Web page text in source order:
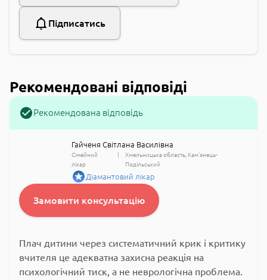
Підписатись
Рекомендовані відповіді
Рекомендована відповідь
Гайченя Світлана Василівна
Сімейний
лікар
Хмельницька область Кам'янець-
Подільський
Діамантовий лікар
Замовити консультацію
Плач дитини через систематичний крик і критику
вчителя це адекватна захисна реакція на
психологічний тиск, а не неврологічна проблема.